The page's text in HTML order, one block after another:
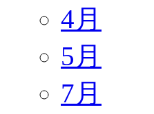
4月
5月
7月